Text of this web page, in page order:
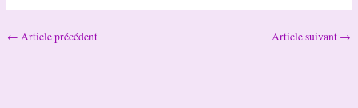
← Article précédent Article suivant →